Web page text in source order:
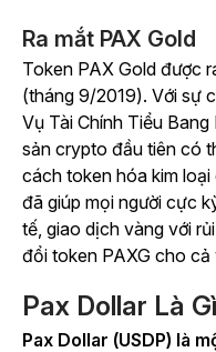
Ra mắt PAX Gold
Token PAX Gold được
(tháng 9/2019). Với sự
Vụ Tài Chính Tiểu
sản crypto đầu tiên có
cách token hóa kim
đã giúp mọi người cực
tế, giao dịch vàng với
đổi token PAXG cho cả
Pax Dollar Là
Pax Dollar (USDP) là